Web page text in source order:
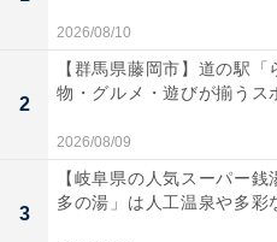
2026/08/10
2
【群馬県藤岡市】道の駅
物・グルメ・遊びが揃うス
2026/08/09
3
【岐阜県の人気スーパー
多の湯」は人工温泉や多彩